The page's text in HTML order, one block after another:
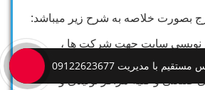
بصورت خلاصه به شرح زیر میباشد:
نویسی سایت جهت شرکت ها ،
فروشگاه ها ، مراکز درمانی و
صنعتی و کلیه مراکز تولیدی و
با مدیریت 09122623677